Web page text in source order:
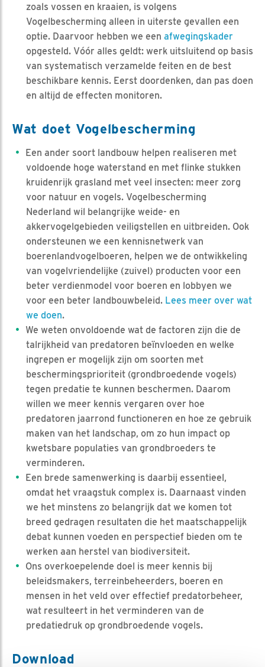
zoals vossen en kraaien, is volgens
Vogelbescherming alleen in uiterste gevallen een
optie. Daarvoor hebben we een afwegingskader
opgesteld. Vóór alles geldt: werk uitsluitend op basis
van systematisch verzamelde feiten en de best
beschikbare kennis. Eerst doordenken, dan pas doen
en altijd de effecten monitoren.
Wat doet Vogelbescherming
Een ander soort landbouw helpen realiseren met
voldoende hoge waterstand en met flinke stukken
kruidenrijk grasland met veel insecten: meer zorg
voor natuur en vogels. Vogelbescherming
Nederland wil belangrijke weide- en
akkervogelgebieden veiligstellen en uitbreiden. Ook
ondersteunen we een kennisnetwerk van
boerenlandvogelboeren, helpen we de ontwikkeling
van vogelvriendelijke (zuivel) producten voor een
beter verdienmodel voor boeren en lobbyen we
voor een beter landbouwbeleid. Lees meer over wat
we doen.
We weten onvoldoende wat de factoren zijn die de
talrijkheid van predatoren beïnvloeden en welke
ingrepen er mogelijk zijn om soorten met
beschermingsprioriteit (grondbroedende vogels)
tegen predatie te kunnen beschermen. Daarom
willen we meer kennis vergaren over hoe
predatoren jaarrond functioneren en hoe ze gebruik
maken van het landschap, om zo hun impact op
kwetsbare populaties van grondbroeders te
verminderen.
Een brede samenwerking is daarbij essentieel,
omdat het vraagstuk complex is. Daarnaast vinden
we het minstens zo belangrijk dat we komen tot
breed gedragen resultaten die het maatschappelijk
debat kunnen voeden en perspectief bieden om te
werken aan herstel van biodiversiteit.
Ons overkoepelende doel is meer kennis bij
beleidsmakers, terreinbeheerders, boeren en
mensen in het veld over effectief predatorbeheer,
wat resulteert in het verminderen van de
predatiedruk op grondbroedende vogels.
Download